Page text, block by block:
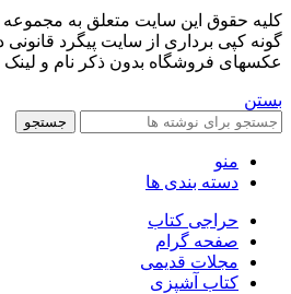
کليه حقوق اين سايت متعلق به مجموعه
گونه کپی برداری از سایت پیگرد قانونی
عکسهای فروشگاه بدون ذکر نام و
بستن
جستجو
منو
دسته بندی ها
حراجی کتاب
صفحه گرام
مجلات قدیمی
کتاب آشپزی